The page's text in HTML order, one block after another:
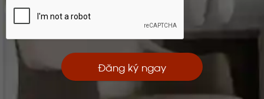
Đăng ký ngay